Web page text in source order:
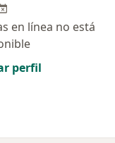
en línea no está
perfil